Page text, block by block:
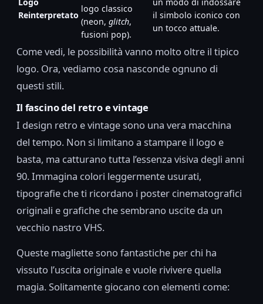
Reinterpretato
logo classico
(neon, glitch,
fusioni pop).
il simbolo iconico con
un tocco attuale.
Come vedi, le possibilità vanno molto oltre il tipico
logo. Ora, vediamo cosa nasconde ognuno di
questi stili.
Il fascino del retro e vintage
I design retro e vintage sono una vera macchina
del tempo. Non si limitano a stampare il logo e
basta, ma catturano tutta l’essenza visiva degli anni
90. Immagina colori leggermente usurati,
tipografie che ti ricordano i poster cinematografici
originali e grafiche che sembrano uscite da un
vecchio nastro VHS.
Queste magliette sono fantastiche per chi ha
vissuto l’uscita originale e vuole rivivere quella
magia. Solitamente giocano con elementi come: